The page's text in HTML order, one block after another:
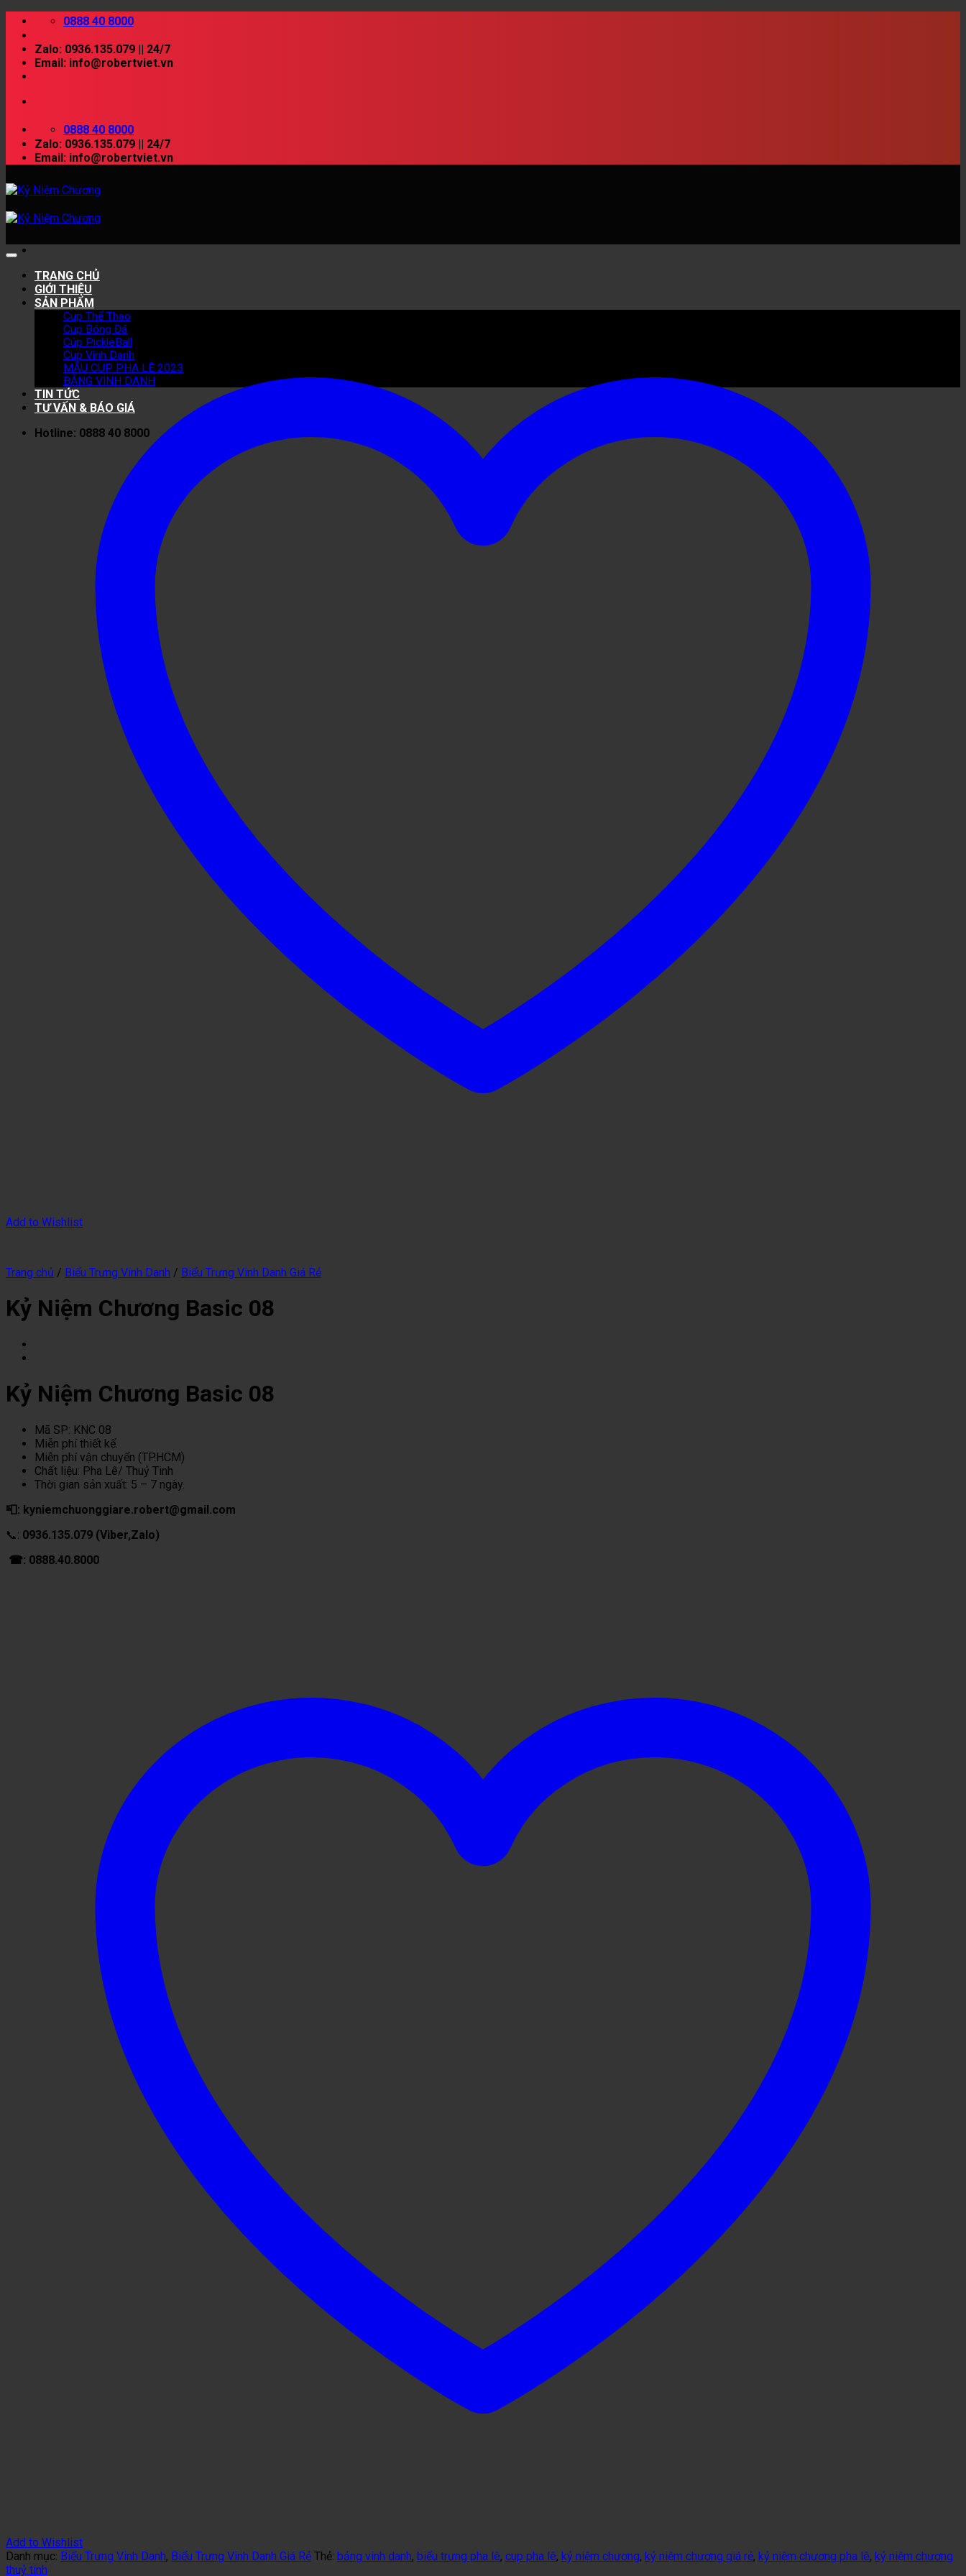
Skip
content
0888 40 8000
Zalo: 0936.135.079 || 24/7
Email: info@robertviet.vn
0888 40 8000
Zalo: 0936.135.079 || 24/7
Email: info@robertviet.vn
TRANG CHỦ
GIỚI THIỆU
SẢN PHẨM
Cup Thể Thao
Cup Bóng Đá
Cúp PickleBall
Cup Vinh Danh
MẪU CUP PHA LÊ 2023
BẢNG VINH DANH
TIN TỨC
TƯ VẤN & BÁO GIÁ
Hotline: 0888 40 8000
Add to Wishlist
Trang chủ / Biểu Trưng Vinh Danh / Biểu Trưng Vinh Danh Giá Rẻ
Kỷ Niệm Chương Basic 08
Kỷ Niệm Chương Basic 08
Mã SP: KNC 08
Miễn phí thiết kế.
Miễn phí vận chuyển (TP.HCM)
Chất liệu: Pha Lê/ Thuỷ Tinh
Thời gian sản xuất: 5 – 7 ngày.
📮: kyniemchuonggiare.robert@gmail.com
📞: 0936.135.079 (Viber,Zalo)
☎: 0888.40.8000
Add to Wishlist
Danh mục: Biểu Trưng Vinh Danh, Biểu Trưng Vinh Danh Giá Rẻ Thẻ: bảng vinh danh, biểu trưng pha lê, cup pha lê, kỷ niệm chương, kỷ niệm chương giá rẻ, kỷ niệm chương pha lê, kỷ niệm chương
thuỷ tinh